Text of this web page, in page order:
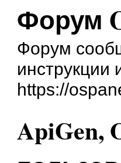
Форум
Форум
инструкции
https://
ApiGen,